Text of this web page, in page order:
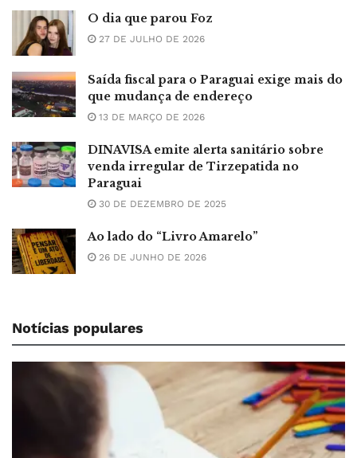
O dia que parou Foz
27 DE JULHO DE 2026
Saída fiscal para o Paraguai exige mais do
que mudança de endereço
13 DE MARÇO DE 2026
DINAVISA emite alerta sanitário sobre
venda irregular de Tirzepatida no
Paraguai
30 DE DEZEMBRO DE 2025
Ao lado do “Livro Amarelo”
26 DE JUNHO DE 2026
Notícias populares